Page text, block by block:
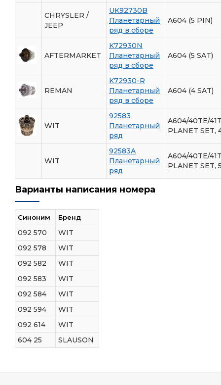
CHRYSLER /
JEEP
UK92730B
Планетарный
ряд в сборе
A604 (5 PIN)
AFTERMARKET
K72930N
Планетарный
ряд в сборе
A604 (5 SAT)
REMAN
K72930-R
Планетарный
ряд в сборе
A604 (4 SAT)
WIT
92583
Планетарный
ряд
A604/40TE/
PLANET SET,
WIT
92583A
Планетарный
ряд
A604/40TE/
PLANET SET,
Варианты написания номера
Синоним Бренд
092 570
WIT
092 578
WIT
092 582
WIT
092 583
WIT
092 584
WIT
092 594
WIT
092 614
WIT
604 25
SLAUSON